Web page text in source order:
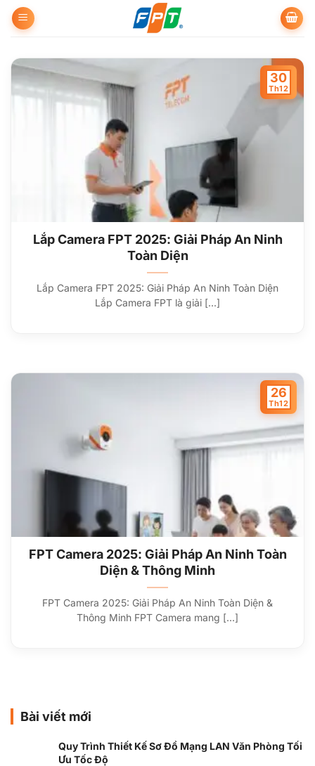
qua
dung
Lắp Camera FPT 2025: Giải Pháp An Ninh
Toàn Diện
Lắp Camera FPT 2025: Giải Pháp An Ninh Toàn Diện
Lắp Camera FPT là giải [...]
30
Th12
FPT Camera 2025: Giải Pháp An Ninh Toàn
Diện & Thông Minh
FPT Camera 2025: Giải Pháp An Ninh Toàn Diện &
Thông Minh FPT Camera mang [...]
26
Th12
Bài viết mới
Quy Trình Thiết Kế Sơ Đồ Mạng LAN Văn Phòng Tối
Ưu Tốc Độ